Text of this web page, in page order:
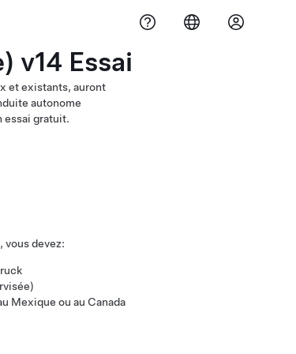
v14 Essai
et existants, auront
autonome
essai gratuit.
vous devez:
Mexique ou au Canada